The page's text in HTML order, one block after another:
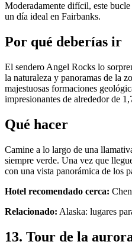
Moderadamente difícil, este
un día ideal en Fairbanks.
Por qué deberías ir
El sendero Angel Rocks lo
la naturaleza y panoramas de la
majestuosas formaciones
impresionantes de alrededor de
Qué hacer
Camine a lo largo de una
siempre verde. Una vez que
con una vista panorámica de los
Hotel recomendado cerca:
Relacionado: Alaska: lugares
13. Tour de la